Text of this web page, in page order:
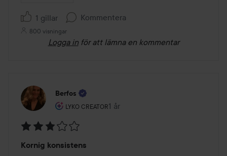
1 gillar Kommentera
800 visningar
Logga in för att lämna en kommentar
Berfos
LYKO CREATOR
Användarens roll: Lyko Creator.
1 år
Inlägget skapades 1 år
3
Kornig konsistens